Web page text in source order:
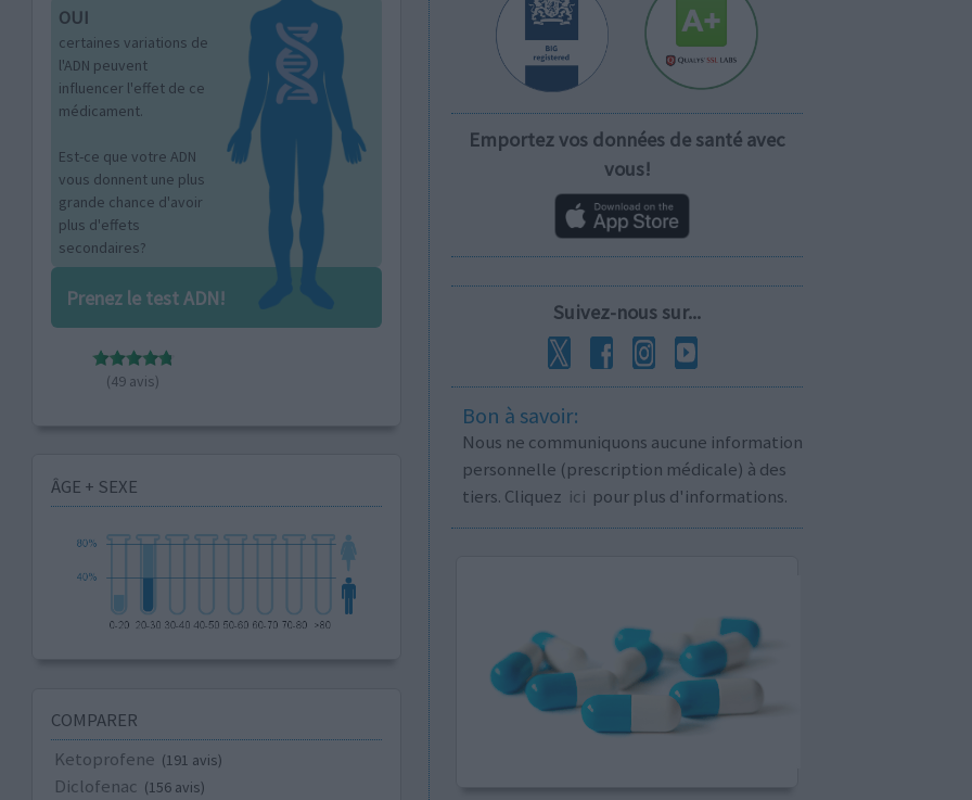
OUI
certaines variations de
l'ADN peuvent
influencer l'effet de ce
médicament.
Est-ce que votre ADN
vous donnent une plus
grande chance d'avoir
plus d'effets
secondaires?
Prenez le test ADN!
(49 avis)
ÂGE + SEXE
COMPARER
Ketoprofene (191 avis)
Diclofenac (156 avis)
Emportez vos données de santé avec
vous!
Suivez-nous sur...
Bon à savoir:
Nous ne communiquons aucune information
personnelle (prescription médicale) à des
tiers. Cliquez ici pour plus d'informations.